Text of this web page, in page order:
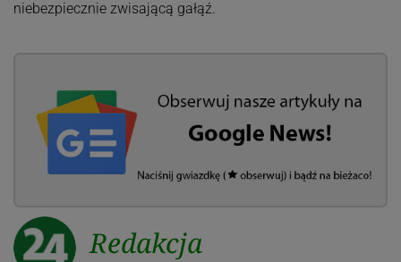
niebezpiecznie zwisającą gałąź.
Redakcja